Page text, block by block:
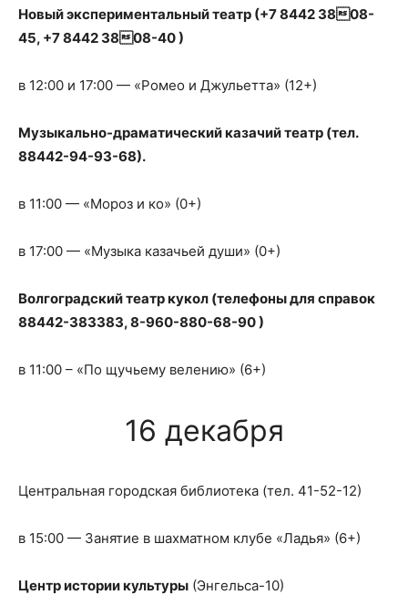
Новый экспериментальный театр (+7 8442 3808-
45, +7 8442 3808-40 )
в 12:00 и 17:00 — «Ромео и Джульетта» (12+)
Музыкально-драматический казачий театр (тел.
88442-94-93-68).
в 11:00 — «Мороз и ко» (0+)
в 17:00 — «Музыка казачьей души» (0+)
Волгоградский театр кукол (телефоны для справок
88442-383383, 8-960-880-68-90 )
в 11:00 – «По щучьему велению» (6+)
16 декабря
Центральная городская библиотека (тел. 41-52-12)
в 15:00 — Занятие в шахматном клубе «Ладья» (6+)
Центр истории культуры (Энгельса-10)